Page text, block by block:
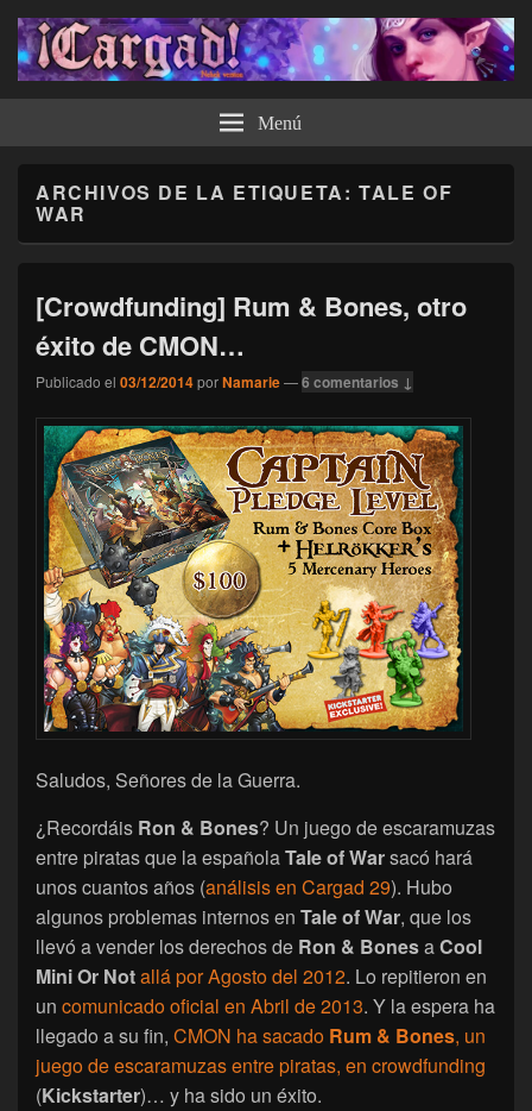
¡Cargad! Menú
ARCHIVOS DE LA ETIQUETA:TALE OF
WAR
[Crowdfunding] Rum & Bones, otro
éxito de CMON…
Publicado el 03/12/2014porNamarie—6 comentarios ↓
Saludos, Señores de la Guerra.
¿Recordáis Ron & Bones? Un juego de escaramuzas
entre piratas que la españolaTale of Warsacó hará
unos cuantos años (análisis en Cargad 29). Hubo
algunos problemas internos en Tale of War, que los
llevó a vender los derechos de Ron & BonesaCool
Mini Or Notallá por Agosto del 2012. Lo repitieron en
un comunicado oficial en Abril de 2013. Y la espera ha
llegado a su fin, CMON ha sacado Rum & Bones, un
juego de escaramuzas entre piratas, en crowdfunding
(Kickstarter)… y ha sido un éxito.